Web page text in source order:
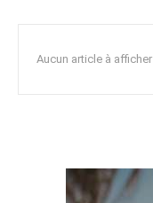
Aucun article à afficher